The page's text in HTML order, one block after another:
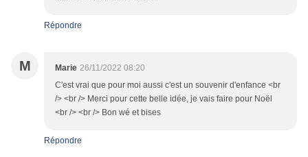
Répondre
M Marie 26/11/2022 08:20
C'est vrai que pour moi aussi c'est un souvenir d'enfance <br
/> <br /> Merci pour cette belle idée, je vais faire pour Noël
<br /> <br /> Bon wé et bises
Répondre